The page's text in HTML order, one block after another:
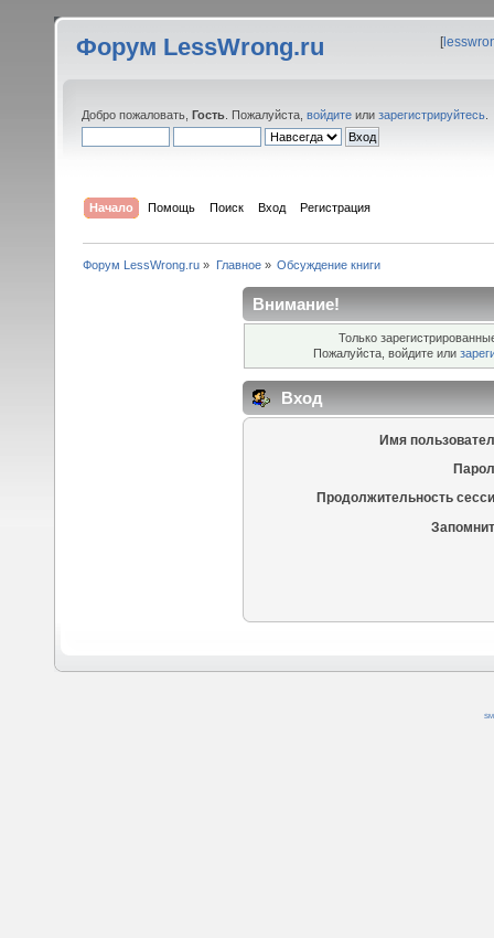
Форум LessWrong.ru [
Добро пожаловать, Гость . Пожалуйста, войдите или зарегистрируйтесь
Начало Помощь Поиск Вход Регистрация
Форум LessWrong.ru » Главное» Обсуждение книги
Внимание!
Только
Пожалуйста, войдите или
Вход
Имя
Продолжительность